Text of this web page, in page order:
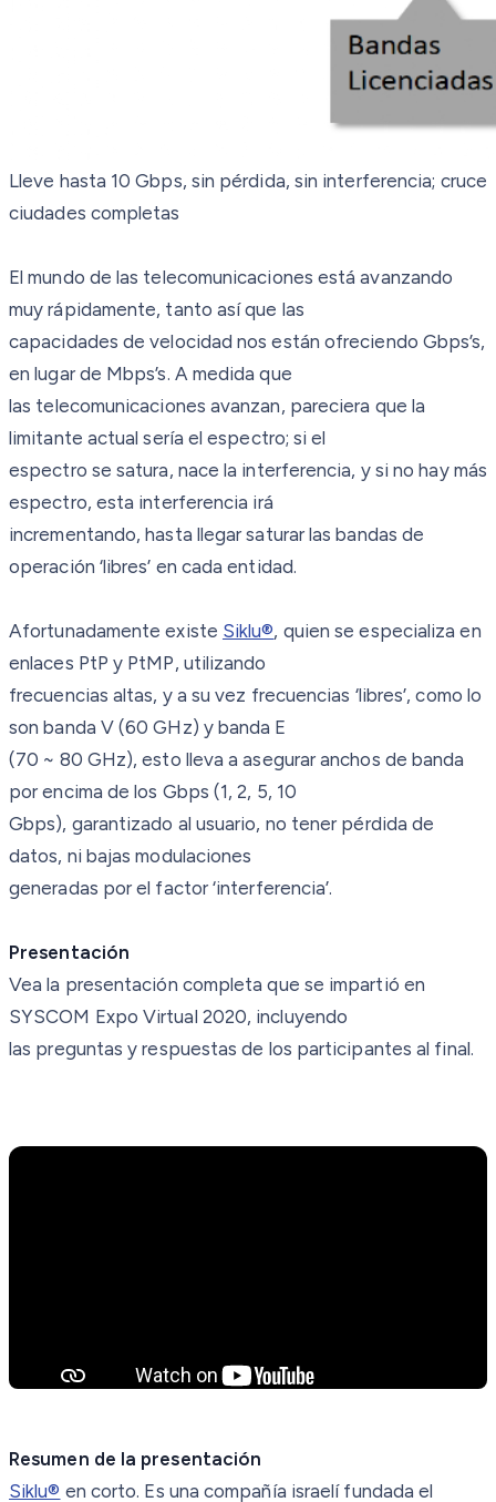
Lleve hasta 10 Gbps, sin pérdida, sin interferencia; cruce
ciudades completas
El mundo de las telecomunicaciones está avanzando
muy rápidamente, tanto así que las
capacidades de velocidad nos están ofreciendo Gbps’s,
en lugar de Mbps’s. A medida que
las telecomunicaciones avanzan, pareciera que la
limitante actual sería el espectro; si el
espectro se satura, nace la interferencia, y si no hay más
espectro, esta interferencia irá
incrementando, hasta llegar saturar las bandas de
operación ‘libres’ en cada entidad.
Afortunadamente existe Siklu®, quien se especializa en
enlaces PtP y PtMP, utilizando
frecuencias altas, y a su vez frecuencias ‘libres’, como lo
son banda V (60 GHz) y banda E
(70 ~ 80 GHz), esto lleva a asegurar anchos de banda
por encima de los Gbps (1, 2, 5, 10
Gbps), garantizado al usuario, no tener pérdida de
datos, ni bajas modulaciones
generadas por el factor ‘interferencia’.
Presentación
Vea la presentación completa que se impartió en
SYSCOM Expo Virtual 2020, incluyendo
las preguntas y respuestas de los participantes al final.
Resumen de la presentación
Siklu® en corto. Es una compañía israelí fundada el